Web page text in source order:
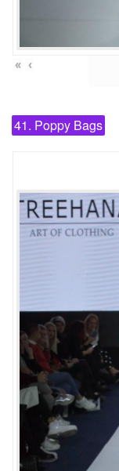
« ‹
41. Poppy Bags